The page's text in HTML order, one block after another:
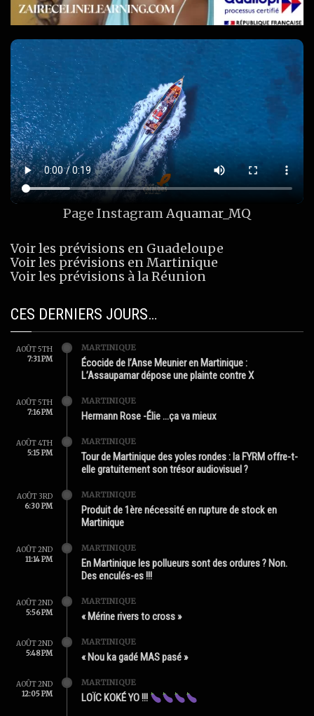
Page InstagramAquamar_MQ
Voir les prévisions en Guadeloupe
Voir les prévisions en Martinique
Voir les prévisions à la Réunion
CES DERNIERS JOURS…
AOÛT 5TH
7:31 PM
MARTINIQUE
Écocide de l’Anse Meunier en Martinique :
L’Assaupamar dépose une plainte contre X
AOÛT 5TH
7:16 PM
MARTINIQUE
Hermann Rose -Élie …ça va mieux
AOÛT 4TH
5:15 PM
MARTINIQUE
Tour de Martinique des yoles rondes : la FYRM offre-t-
elle gratuitement son trésor audiovisuel ?
AOÛT 3RD
6:30 PM
MARTINIQUE
Produit de 1ère nécessité en rupture de stock en
Martinique
AOÛT 2ND
11:14 PM
MARTINIQUE
En Martinique les pollueurs sont des ordures ? Non.
Des enculés-es !!!
AOÛT 2ND
5:56 PM
MARTINIQUE
« Mérine rivers to cross »
AOÛT 2ND
5:48 PM
MARTINIQUE
« Nou ka gadé MAS pasé »
AOÛT 2ND
12:05 PM
MARTINIQUE
LOÏC KOKÉ YO !!!